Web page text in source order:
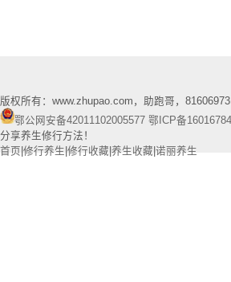
版权所有：www.zhupao.com，助跑哥，
鄂公网安备42011102005577 鄂ICP备
分享养生修行方法！
首页 修行养生 修行收藏 养生收藏 诺丽养生